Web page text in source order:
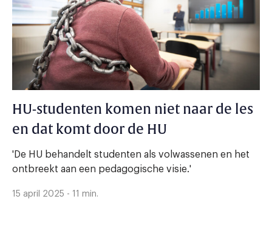
HU-studenten komen niet naar de les
en dat komt door de HU
'De HU behandelt studenten als volwassenen en het
ontbreekt aan een pedagogische visie.'
15 april 2025 - 11 min.